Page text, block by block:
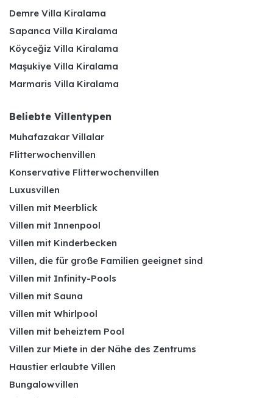
Demre Villa Kiralama
Sapanca Villa Kiralama
Köyceğiz Villa Kiralama
Maşukiye Villa Kiralama
Marmaris Villa Kiralama
Beliebte Villentypen
Muhafazakar Villalar
Flitterwochenvillen
Konservative Flitterwochenvillen
Luxusvillen
Villen mit Meerblick
Villen mit Innenpool
Villen mit Kinderbecken
Villen, die für große Familien geeignet sind
Villen mit Infinity-Pools
Villen mit Sauna
Villen mit Whirlpool
Villen mit beheiztem Pool
Villen zur Miete in der Nähe des Zentrums
Haustier erlaubte Villen
Bungalowvillen